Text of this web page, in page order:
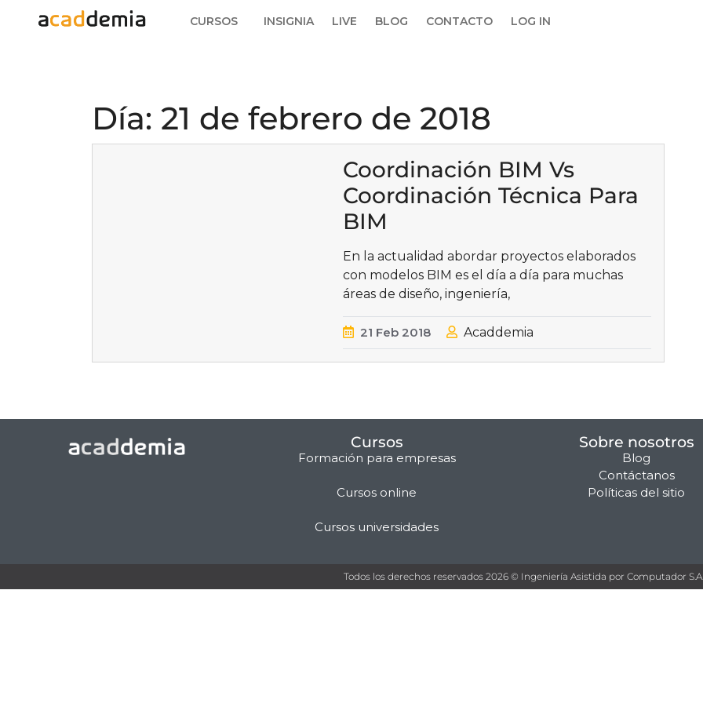
CURSOS INSIGNIA LIVE BLOG CONTACTO LOG IN
Día: 21 de febrero de 2018
Coordinación BIM Vs
Coordinación Técnica Para
BIM
En la actualidad abordar proyectos elaborados
con modelos BIM es el día a día para muchas
áreas de diseño, ingeniería,
21 Feb 2018 Acaddemia
Cursos
Formación para empresas
Cursos online
Cursos universidades
Sobre nosotros
Blog
Contáctanos
Políticas del sitio
Todos los derechos reservados 2026 © Ingeniería Asistida por Computador